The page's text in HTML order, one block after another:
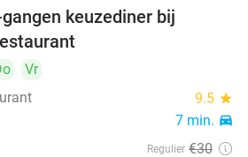
keuzediner bij
Vr
9.5 star
7 min. directions_car
Regulier €30